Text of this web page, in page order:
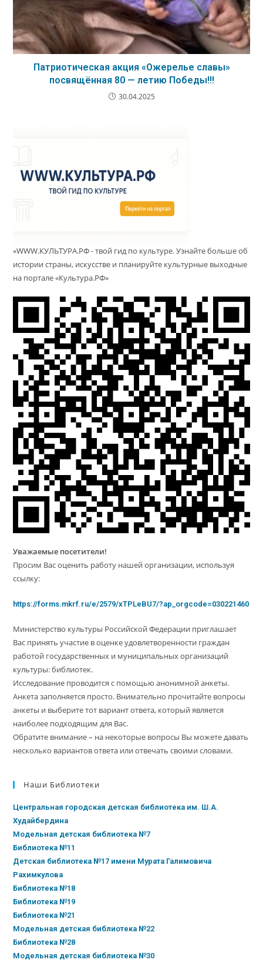
Патриотическая акция «Ожерелье славы»
посвящённая 80 — летию Победы!!!
30.04.2025
«WWW.КУЛЬТУРА.РФ - твой гид по культуре. Узнайте больше об
истории страны, искусстве и планируйте культурные выходные
на портале «Культура.РФ»
Уважаемые посетители!
Просим Вас оценить работу нашей организации, используя
ссылку:
https://forms.mkrf.ru/e/2579/xTPLeBU7/?ap_orgcode=030221460
Министерство культуры Российской Федерации приглашает
Вас принять участие в оценке удовлетворенности граждан
работой государственных и муниципальных организаций
культуры: библиотек.
Исследование проводится с помощью анонимной анкеты.
Анкета заполняется просто. Внимательно прочитайте вопросы
анкеты и выберите тот вариант ответа, который является
наиболее подходящим для Вас.
Обратите внимание – на некоторые вопросы Вы можете давать
несколько вариантов ответа или отвечать своими словами.
Наши Библиотеки
Центральная городская детская библиотека им. Ш.А.
Худайбердина
Модельная детская библиотека №7
Библиотека №11
Детская библиотека №17 имени Мурата Галимовича
Рахимкулова
Библиотека №18
Библиотека №19
Библиотека №21
Модельная детская библиотека №22
Библиотека №28
Модельная детская библиотека №30